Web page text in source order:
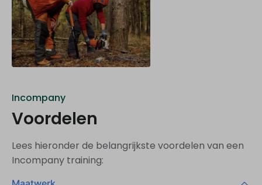
Incompany
Voordelen
Lees hieronder de belangrijkste voordelen van een
Incompany training: